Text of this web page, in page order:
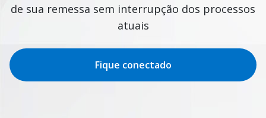
de sua remessa sem interrupção dos processos
atuais
Fique conectado